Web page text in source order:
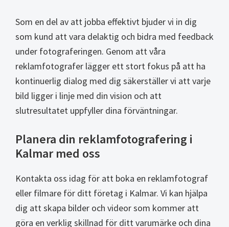
Som en del av att jobba effektivt bjuder vi in dig
som kund att vara delaktig och bidra med feedback
under fotograferingen. Genom att våra
reklamfotografer lägger ett stort fokus på att ha
kontinuerlig dialog med dig säkerställer vi att varje
bild ligger i linje med din vision och att
slutresultatet uppfyller dina förväntningar.
Planera din reklamfotografering i
Kalmar med oss
Kontakta oss idag för att boka en reklamfotograf
eller filmare för ditt företag i Kalmar. Vi kan hjälpa
dig att skapa bilder och videor som kommer att
göra en verklig skillnad för ditt varumärke och dina